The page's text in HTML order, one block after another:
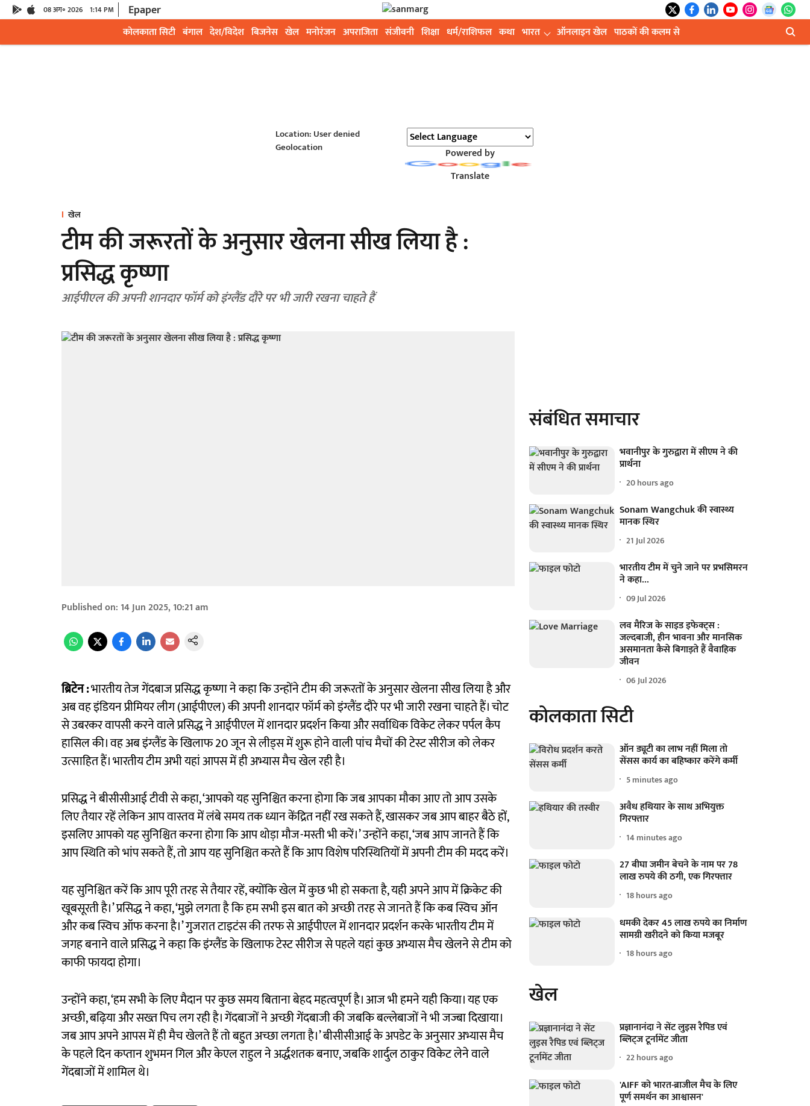
08 अग॰ 2026 1:14 PM Epaper
कोलकाता सिटी बंगाल देश/विदेश बिजनेस खेल मनोरंजन अपराजिता संजीवनी शिक्षा धर्म/राशिफल कथा भारत ऑनलाइन खेल पाठकों की कलम से
Location: User denied
Geolocation
Powered by
Translate
खेल
टीम की जरूरतों के अनुसार खेलना सीख लिया है :
प्रसिद्ध कृष्णा
आईपीएल की अपनी शानदार फॉर्म को इंग्लैंड दौरे पर भी जारी रखना चाहते हैं
Published on: 14 Jun 2025, 10:21 am
ब्रिटेन :भारतीय तेज गेंदबाज प्रसिद्ध कृष्णा ने कहा कि उन्होंने टीम की जरूरतों के अनुसार खेलना सीख लिया है और
अब वह इंडियन प्रीमियर लीग (आईपीएल) की अपनी शानदार फॉर्म को इंग्लैंड दौरे पर भी जारी रखना चाहते हैं। चोट
से उबरकर वापसी करने वाले प्रसिद्ध ने आईपीएल में शानदार प्रदर्शन किया और सर्वाधिक विकेट लेकर पर्पल कैप
हासिल की। वह अब इंग्लैंड के खिलाफ 20 जून से लीड्स में शुरू होने वाली पांच मैचों की टेस्ट सीरीज को लेकर
उत्साहित हैं। भारतीय टीम अभी यहां आपस में ही अभ्यास मैच खेल रही है।
प्रसिद्ध ने बीसीसीआई टीवी से कहा, ‘आपको यह सुनिश्चित करना होगा कि जब आपका मौका आए तो आप उसके
लिए तैयार रहें लेकिन आप वास्तव में लंबे समय तक ध्यान केंद्रित नहीं रख सकते हैं, खासकर जब आप बाहर बैठे हों,
इसलिए आपको यह सुनिश्चित करना होगा कि आप थोड़ा मौज-मस्ती भी करें।’ उन्होंने कहा, ‘जब आप जानते हैं कि
आप स्थिति को भांप सकते हैं, तो आप यह सुनिश्चित करते हैं कि आप विशेष परिस्थितियों में अपनी टीम की मदद करें।
यह सुनिश्चित करें कि आप पूरी तरह से तैयार रहें, क्योंकि खेल में कुछ भी हो सकता है, यही अपने आप में क्रिकेट की
खूबसूरती है।’ प्रसिद्ध ने कहा, ‘मुझे लगता है कि हम सभी इस बात को अच्छी तरह से जानते हैं कि कब स्विच ऑन
और कब स्विच ऑफ करना है।’ गुजरात टाइटंस की तरफ से आईपीएल में शानदार प्रदर्शन करके भारतीय टीम में
जगह बनाने वाले प्रसिद्ध ने कहा कि इंग्लैंड के खिलाफ टेस्ट सीरीज से पहले यहां कुछ अभ्यास मैच खेलने से टीम को
काफी फायदा होगा।
उन्होंने कहा, ‘हम सभी के लिए मैदान पर कुछ समय बिताना बेहद महत्वपूर्ण है। आज भी हमने यही किया। यह एक
अच्छी, बढ़िया और सख्त पिच लग रही है। गेंदबाजों ने अच्छी गेंदबाजी की जबकि बल्लेबाजों ने भी जज्बा दिखाया।
जब आप अपने आपस में ही मैच खेलते हैं तो बहुत अच्छा लगता है।’ बीसीसीआई के अपडेट के अनुसार अभ्यास मैच
के पहले दिन कप्तान शुभमन गिल और केएल राहुल ने अर्द्धशतक बनाए, जबकि शार्दुल ठाकुर विकेट लेने वाले
गेंदबाजों में शामिल थे।
संबंधित समाचार
भवानीपुर के गुरुद्वारा में सीएम ने की
प्रार्थना
20 hours ago
Sonam Wangchuk की स्वास्थ्य
मानक स्थिर
21 Jul 2026
भारतीय टीम में चुने जाने पर प्रभसिमरन
ने कहा...
09 Jul 2026
लव मैरिज के साइड इफेक्ट्स :
जल्दबाजी, हीन भावना और मानसिक
असमानता कैसे बिगाड़ते हैं वैवाहिक
जीवन
06 Jul 2026
कोलकाता सिटी
ऑन ड्यूटी का लाभ नहीं मिला तो
सेंसस कार्य का बहिष्कार करेंगे कर्मी
5 minutes ago
अवैध हथियार के साथ अभियुक्त
गिरफ्तार
14 minutes ago
27 बीघा जमीन बेचने के नाम पर 78
लाख रुपये की ठगी, एक गिरफ्तार
18 hours ago
धमकी देकर 45 लाख रुपये का निर्माण
सामग्री खरीदने को किया मजबूर
18 hours ago
खेल
प्रज्ञानानंदा ने सेंट लुइस रैपिड एवं
ब्लिट्ज टूर्नामेंट जीता
22 hours ago
'AIFF को भारत-ब्राजील मैच के लिए
पूर्ण समर्थन का आश्वासन'